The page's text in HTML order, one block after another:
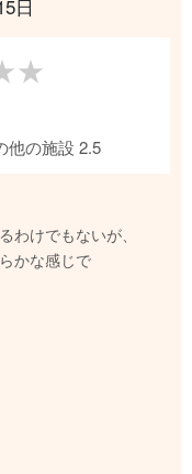
日
他の施設 2.5
けでもないが、
かな感じで